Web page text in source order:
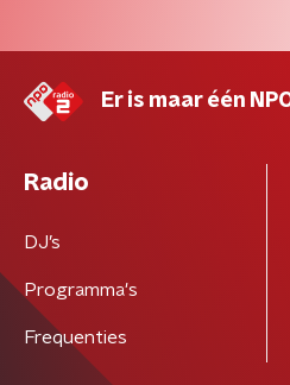
Er is maar één
Radio
DJ’s
Programma's
Frequenties